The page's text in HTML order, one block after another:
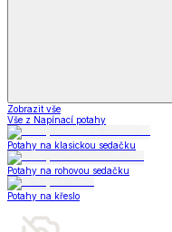
Zobrazit vše
Vše z Napínací potahy
Potahy na klasickou sedačku
Potahy na rohovou sedačku
Potahy na křeslo